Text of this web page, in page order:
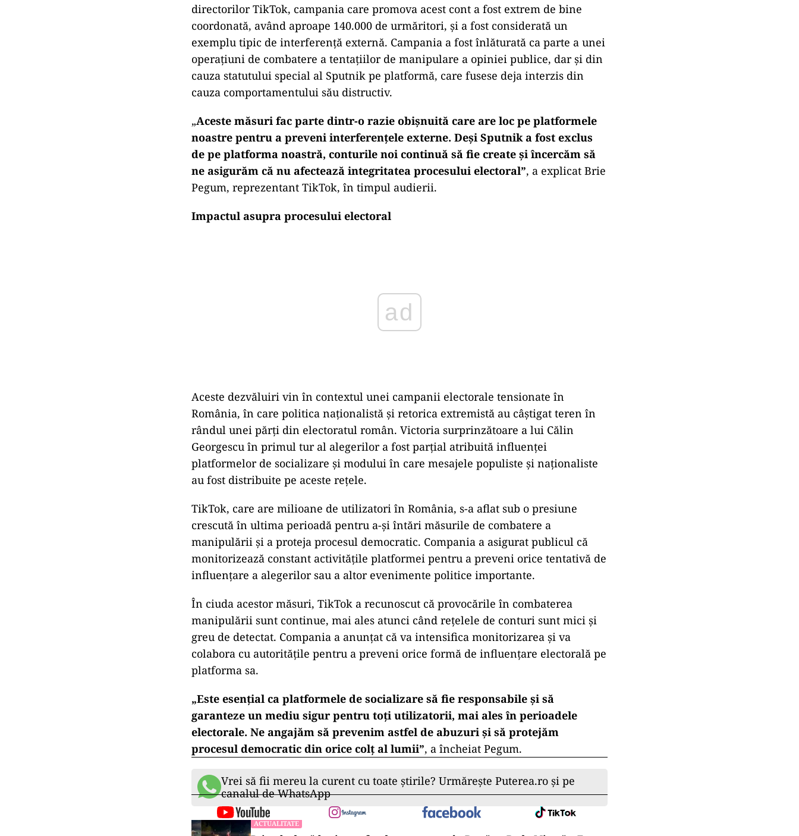
directorilor TikTok, campania care promova acest cont a fost extrem de bine
coordonată, având aproape 140.000 de urmăritori, și a fost considerată un
exemplu tipic de interferență externă. Campania a fost înlăturată ca parte a unei
operațiuni de combatere a tentațiilor de manipulare a opiniei publice, dar și din
cauza statutului special al Sputnik pe platformă, care fusese deja interzis din
cauza comportamentului său distructiv.
„Aceste măsuri fac parte dintr-o razie obișnuită care are loc pe platformele
noastre pentru a preveni interferențele externe. Deși Sputnik a fost exclus
de pe platforma noastră, conturile noi continuă să fie create și încercăm să
ne asigurăm că nu afectează integritatea procesului electoral”, a explicat Brie
Pegum, reprezentant TikTok, în timpul audierii.
Impactul asupra procesului electoral
ad
Aceste dezvăluiri vin în contextul unei campanii electorale tensionate în
România, în care politica naționalistă și retorica extremistă au câștigat teren în
rândul unei părți din electoratul român. Victoria surprinzătoare a lui Călin
Georgescu în primul tur al alegerilor a fost parțial atribuită influenței
platformelor de socializare și modului în care mesajele populiste și naționaliste
au fost distribuite pe aceste rețele.
TikTok, care are milioane de utilizatori în România, s-a aflat sub o presiune
crescută în ultima perioadă pentru a-și întări măsurile de combatere a
manipulării și a proteja procesul democratic. Compania a asigurat publicul că
monitorizează constant activitățile platformei pentru a preveni orice tentativă de
influențare a alegerilor sau a altor evenimente politice importante.
În ciuda acestor măsuri, TikTok a recunoscut că provocările în combaterea
manipulării sunt continue, mai ales atunci când rețelele de conturi sunt mici și
greu de detectat. Compania a anunțat că va intensifica monitorizarea și va
colabora cu autoritățile pentru a preveni orice formă de influențare electorală pe
platforma sa.
„Este esențial ca platformele de socializare să fie responsabile și să
garanteze un mediu sigur pentru toți utilizatorii, mai ales în perioadele
electorale. Ne angajăm să prevenim astfel de abuzuri și să protejăm
procesul democratic din orice colț al lumii”, a încheiat Pegum.
Vrei să fii mereu la curent cu toate știrile? Urmărește Puterea.ro și pe
canalul de WhatsApp
ACTUALITATE